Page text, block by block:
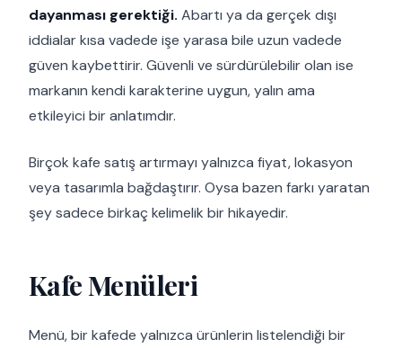
dayanması gerektiği. Abartı ya da gerçek dışı
iddialar kısa vadede işe yarasa bile uzun vadede
güven kaybettirir. Güvenli ve sürdürülebilir olan ise
markanın kendi karakterine uygun, yalın ama
etkileyici bir anlatımdır.
Birçok kafe satış artırmayı yalnızca fiyat, lokasyon
veya tasarımla bağdaştırır. Oysa bazen farkı yaratan
şey sadece birkaç kelimelik bir hikayedir.
Kafe Menüleri
Menü, bir kafede yalnızca ürünlerin listelendiği bir